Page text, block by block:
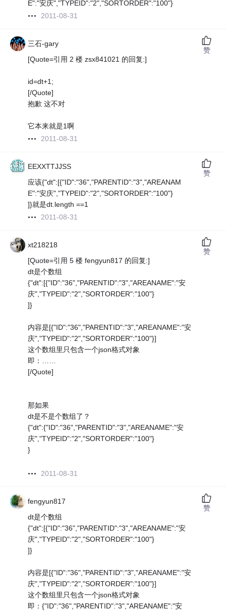
E":"安庆","TYPEID":"2","SORTORDER":"100"}
2011-08-31
三石-gary
[Quote=引用 2 楼 zsx841021 的回复:]
id=dt+1;
[/Quote]
抱歉 这不对
它本来就是1啊
2011-08-31
赞
EEXXTTJJSS
应该{"dt":[{"ID":"36","PARENTID":"3","AREANAM
E":"安庆","TYPEID":"2","SORTORDER":"100"}
]}就是dt.length ==1
2011-08-31
赞
xt218218
[Quote=引用 5 楼 fengyun817 的回复:]
dt是个数组
{"dt":[{"ID":"36","PARENTID":"3","AREANAME":"安
庆","TYPEID":"2","SORTORDER":"100"}
]}
内容是[{"ID":"36","PARENTID":"3","AREANAME":"安
庆","TYPEID":"2","SORTORDER":"100"}]
这个数组里只包含一个json格式对象
即：……
[/Quote]
那如果
dt是不是个数组了？
{"dt":{"ID":"36","PARENTID":"3","AREANAME":"安
庆","TYPEID":"2","SORTORDER":"100"}
}
2011-08-31
赞
fengyun817
dt是个数组
{"dt":[{"ID":"36","PARENTID":"3","AREANAME":"安
庆","TYPEID":"2","SORTORDER":"100"}
]}
内容是[{"ID":"36","PARENTID":"3","AREANAME":"安
庆","TYPEID":"2","SORTORDER":"100"}]
这个数组里只包含一个json格式对象
即：{"ID":"36","PARENTID":"3","AREANAME":"安
赞